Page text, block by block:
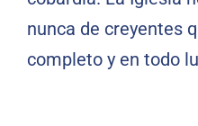
nunca de creyentes
completo y en todo